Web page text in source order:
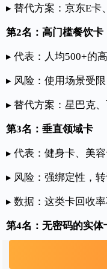
▸ 替代方案：京东E卡
第2名：高门槛餐饮卡
▸ 代表：人均500+的
▸ 风险：使用场景受
▸ 替代方案：星巴克、
第3名：垂直领域卡
▸ 代表：健身卡、美
▸ 风险：强绑定性，
▸ 数据：这类卡回收
第4名：无密码的实体
▸ 风险：丢失不补，